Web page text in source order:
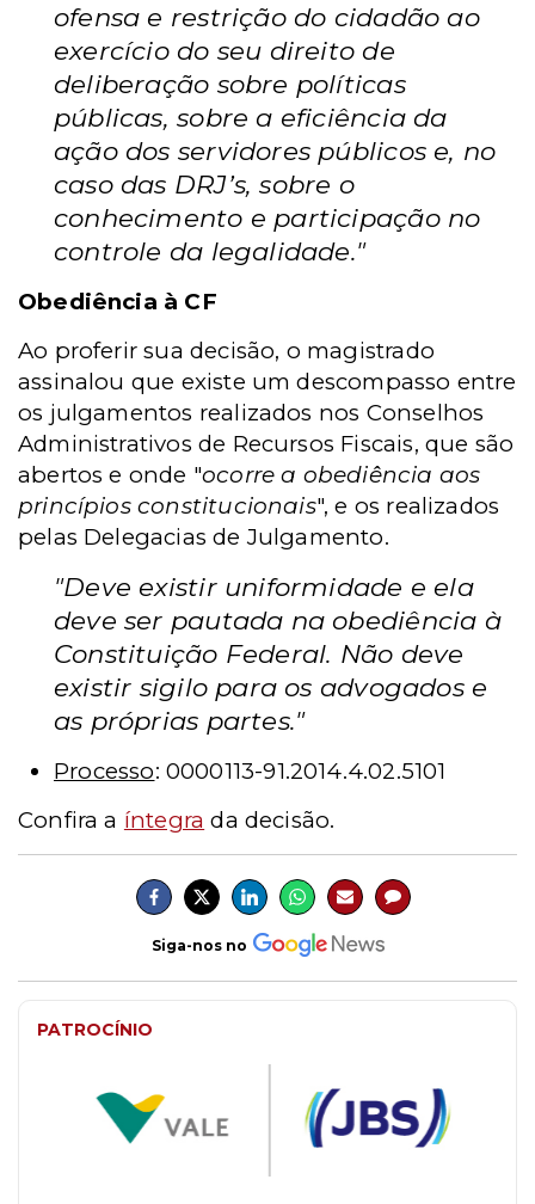
ofensa e restrição do cidadão ao
exercício do seu direito de
deliberação sobre políticas
públicas, sobre a eficiência da
ação dos servidores públicos e, no
caso das DRJ’s, sobre o
conhecimento e participação no
controle da legalidade."
Obediência à CF
Ao proferir sua decisão, o magistrado
assinalou que existe um descompasso entre
os julgamentos realizados nos Conselhos
Administrativos de Recursos Fiscais, que são
abertos e onde "ocorre a obediência aos
princípios constitucionais", e os realizados
pelas Delegacias de Julgamento.
"Deve existir uniformidade e ela
deve ser pautada na obediência à
Constituição Federal. Não deve
existir sigilo para os advogados e
as próprias partes."
Processo: 0000113-91.2014.4.02.5101
Confira a íntegra da decisão.
Siga-nos no
PATROCÍNIO